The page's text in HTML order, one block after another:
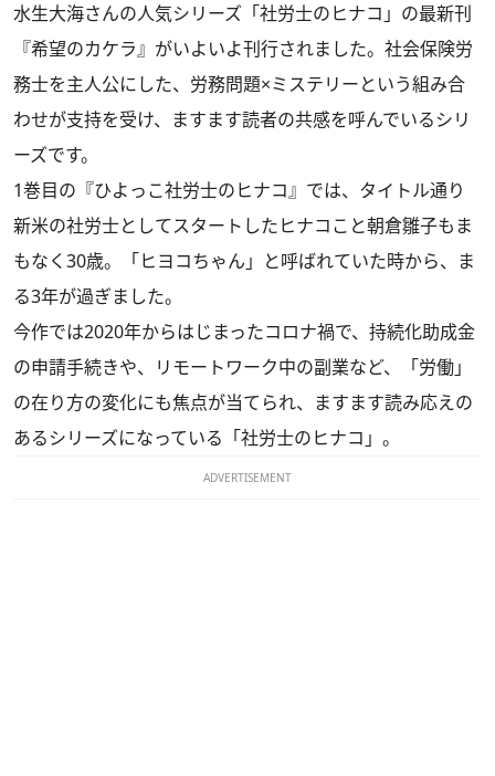
水生大海さんの人気シリーズ「社労士のヒナコ」の最新刊
『希望のカケラ』がいよいよ刊行されました。社会保険労
務士を主人公にした、労務問題×ミステリーという組み合
わせが支持を受け、ますます読者の共感を呼んでいるシリ
ーズです。
1巻目の『ひよっこ社労士のヒナコ』では、タイトル通り
新米の社労士としてスタートしたヒナコこと朝倉雛子もま
もなく30歳。「ヒヨコちゃん」と呼ばれていた時から、ま
る3年が過ぎました。
今作では2020年からはじまったコロナ禍で、持続化助成金
の申請手続きや、リモートワーク中の副業など、「労働」
の在り方の変化にも焦点が当てられ、ますます読み応えの
あるシリーズになっている「社労士のヒナコ」。
ADVERTISEMENT